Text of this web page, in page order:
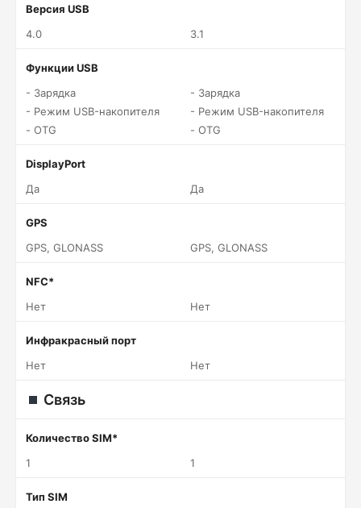
Версия USB
4.0
3.1
Функции USB
- Зарядка
- Режим USB-накопителя
- OTG
- Зарядка
- Режим USB-накопителя
- OTG
DisplayPort
Да
Да
GPS
GPS, GLONASS
GPS, GLONASS
NFC*
Нет
Нет
Инфракрасный порт
Нет
Нет
Связь
Количество SIM*
1
1
Тип SIM